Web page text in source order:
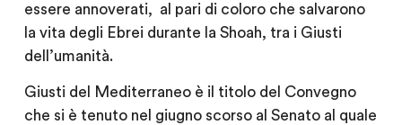
essere annoverati, al pari di coloro che salvarono
la vita degli Ebrei durante la Shoah, tra i Giusti
dell’umanità.
Giusti del Mediterraneo è il titolo del Convegno
che si è tenuto nel giugno scorso al Senato al quale